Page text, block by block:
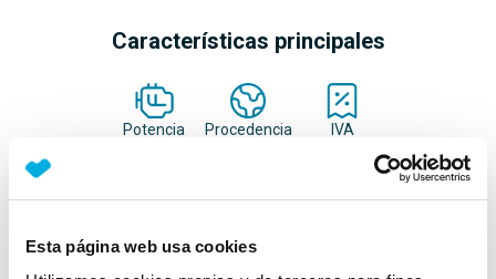
Esta página web usa cookies
Características principales
Potencia Procedencia IVA
Deducible
Nº Asientos Matriculación